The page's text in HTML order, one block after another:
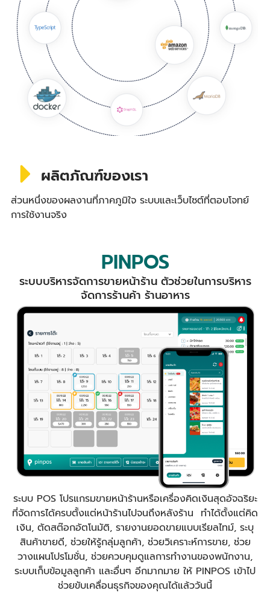
ผลิตภัณฑ์ของเรา
ส่วนหนึ่งของผลงานที่ภาคภูมิใจ ระบบและเว็บไซต์ที่ตอบโจทย์
การใช้งานจริง
PINPOS
ระบบบริหารจัดการขายหน้าร้าน ตัวช่วยในการบริหาร
จัดการร้านค้า ร้านอาหาร
ระบบ POS โปรแกรมขายหน้าร้านหรือเครื่องคิดเงินสุดอัจฉริยะ
ที่จัดการได้ครบตั้งแต่หน้าร้านไปจนถึงหลังร้าน ทำได้ตั้งแต่คิด
เงิน, ตัดสต๊อกอัตโนมัติ, รายงานยอดขายแบบเรียลไทม์, ระบุ
สินค้าขายดี, ช่วยให้รู้กลุ่มลูกค้า, ช่วยวิเคราะห์การขาย, ช่วย
วางแผนโปรโมชั่น, ช่วยควบคุมดูแลการทำงานของพนักงาน,
ระบบเก็บข้อมูลลูกค้า และอื่นๆ อีกมากมาย ให้ PINPOS เข้าไป
ช่วยขับเคลื่อนธุรกิจของคุณได้แล้ววันนี้